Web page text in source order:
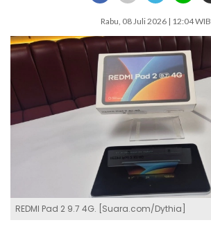
Rabu, 08 Juli 2026 | 12:04 WIB
REDMI Pad 2 9.7 4G. [Suara.com/Dythia]